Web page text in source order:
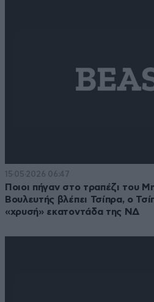
15·05·2026 06:47
Ποιοι πήγαν στο τραπέζι του
Βουλευτής βλέπει Τσίπρα, ο
«χρυσή» εκατοντάδα της ΝΔ